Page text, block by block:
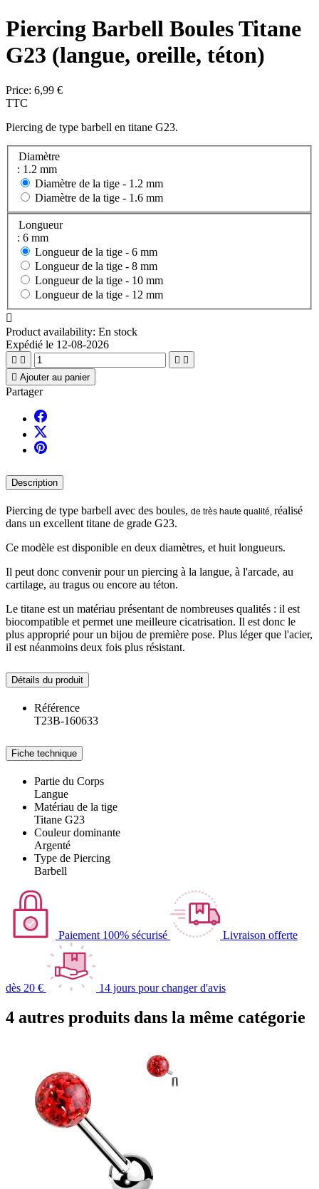
Piercing Barbell Boules Titane
G23 (langue, oreille, téton)
Price: 6,99 €
TTC
Piercing de type barbell en titane G23.
Diamètre
: 1.2 mm
Diamètre de la tige - 1.2 mm
Diamètre de la tige - 1.6 mm
Longueur
: 6 mm
Longueur de la tige - 6 mm
Longueur de la tige - 8 mm
Longueur de la tige - 10 mm
Longueur de la tige - 12 mm

Product availability: En stock
Expédié le 12-08-2026
   
 Ajouter au panier
Partager
Description
Piercing de type barbell avec des boules, de très haute qualité, réalisé
dans un excellent titane de grade G23.
Ce modèle est disponible en deux diamètres, et huit longueurs.
Il peut donc convenir pour un piercing à la langue, à l'arcade, au
cartilage, au tragus ou encore au téton.
Le titane est un matériau présentant de nombreuses qualités : il est
biocompatible et permet une meilleure cicatrisation. Il est donc le
plus approprié pour un bijou de première pose. Plus léger que l'acier,
il est néanmoins deux fois plus résistant.
Détails du produit
Référence
T23B-160633
Fiche technique
Partie du Corps
Langue
Matériau de la tige
Titane G23
Couleur dominante
Argenté
Type de Piercing
Barbell
Paiement 100% sécurisé Livraison offerte
dès 20 € 14 jours pour changer d'avis
4 autres produits dans la même catégorie